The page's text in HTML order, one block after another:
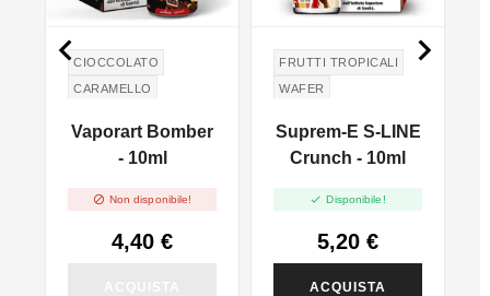
CIOCCOLATO
CARAMELLO
Vaporart Bomber
- 10ml
 Non disponibile!
4,40 €
FRUTTI TROPICALI
WAFER
Suprem-E S-LINE
Crunch - 10ml
 Disponibile!
5,20 €
ACQUISTA
 